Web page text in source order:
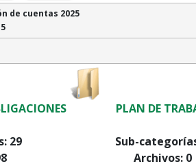
de cuentas 2025
PLAN DE
29 Sub-
Archivos: 0